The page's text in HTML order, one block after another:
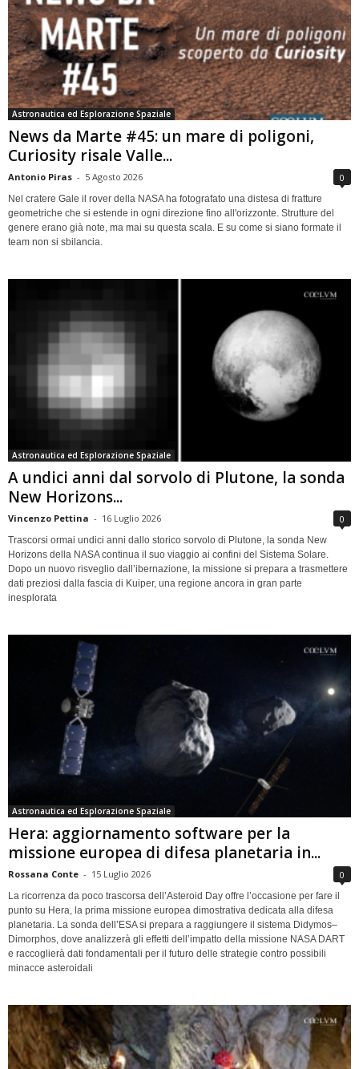
Astronautica ed Esplorazione Spaziale
News da Marte #45: un mare di poligoni,
Curiosity risale Valle...
Antonio Piras - 5 Agosto 2026 0
Nel cratere Gale il rover della NASA ha fotografato una distesa di fratture
geometriche che si estende in ogni direzione fino all'orizzonte. Strutture del
genere erano già note, ma mai su questa scala. E su come si siano formate il
team non si sbilancia.
Astronautica ed Esplorazione Spaziale
A undici anni dal sorvolo di Plutone, la sonda
New Horizons...
Vincenzo Pettina - 16 Luglio 2026 0
Trascorsi ormai undici anni dallo storico sorvolo di Plutone, la sonda New
Horizons della NASA continua il suo viaggio ai confini del Sistema Solare.
Dopo un nuovo risveglio dall’ibernazione, la missione si prepara a trasmettere
dati preziosi dalla fascia di Kuiper, una regione ancora in gran parte
inesplorata
Astronautica ed Esplorazione Spaziale
Hera: aggiornamento software per la
missione europea di difesa planetaria in...
Rossana Conte - 15 Luglio 2026 0
La ricorrenza da poco trascorsa dell’Asteroid Day offre l’occasione per fare il
punto su Hera, la prima missione europea dimostrativa dedicata alla difesa
planetaria. La sonda dell’ESA si prepara a raggiungere il sistema Didymos–
Dimorphos, dove analizzerà gli effetti dell’impatto della missione NASA DART
e raccoglierà dati fondamentali per il futuro delle strategie contro possibili
minacce asteroidali